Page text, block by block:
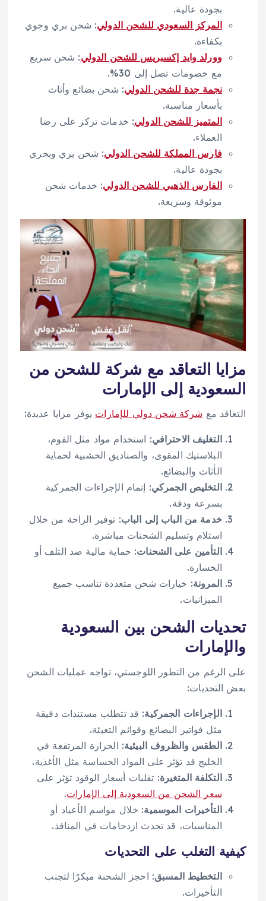
بجودة عالية.
المركز السعودي للشحن الدولي: شحن بري وجوي
بكفاءة.
وورلد وايد إكسبريس للشحن الدولي: شحن سريع
مع خصومات تصل إلى 30%.
نجمة جدة للشحن الدولي: شحن بضائع وأثاث
بأسعار مناسبة.
المتميز للشحن الدولي: خدمات تركز على رضا
العملاء.
فارس المملكة للشحن الدولي: شحن بري وبحري
بجودة عالية.
الفارس الذهبي للشحن الدولي: خدمات شحن
موثوقة وسريعة.
مزايا التعاقد مع شركة للشحن من
السعودية إلى الإمارات
التعاقد مع شركة شحن دولي للإمارات يوفر مزايا عديدة:
التغليف الاحترافي: استخدام مواد مثل الفوم،
البلاستيك المقوى، والصناديق الخشبية لحماية
الأثاث والبضائع.
التخليص الجمركي: إتمام الإجراءات الجمركية
بسرعة ودقة.
خدمة من الباب إلى الباب: توفير الراحة من خلال
استلام وتسليم الشحنات مباشرة.
التأمين على الشحنات: حماية مالية ضد التلف أو
الخسارة.
المرونة: خيارات شحن متعددة تناسب جميع
الميزانيات.
تحديات الشحن بين السعودية
والإمارات
على الرغم من التطور اللوجستي، تواجه عمليات الشحن
بعض التحديات:
الإجراءات الجمركية: قد تتطلب مستندات دقيقة
مثل فواتير البضائع وقوائم التعبئة.
الطقس والظروف البيئية: الحرارة المرتفعة في
الخليج قد تؤثر على المواد الحساسة مثل الأغذية.
التكلفة المتغيرة: تقلبات أسعار الوقود تؤثر على
سعر الشحن من السعودية إلى الإمارات.
التأخيرات الموسمية: خلال مواسم الأعياد أو
المناسبات، قد تحدث ازدحامات في المنافذ.
كيفية التغلب على التحديات
التخطيط المسبق: احجز الشحنة مبكرًا لتجنب
التأخيرات.